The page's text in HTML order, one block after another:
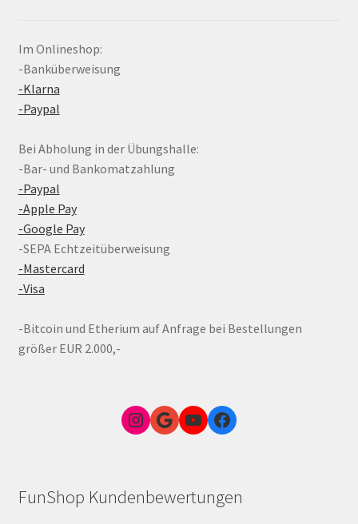
Im Onlineshop:
-Banküberweisung
-Klarna
-Paypal
Bei Abholung in der Übungshalle:
-Bar- und Bankomatzahlung
-Paypal
-Apple Pay
-Google Pay
-SEPA Echtzeitüberweisung
-Mastercard
-Visa
-Bitcoin und Etherium auf Anfrage bei Bestellungen
größer EUR 2.000,-
Instagram
Google Link zum FunShop WienYouTubeFacebook
FunShop Kundenbewertungen